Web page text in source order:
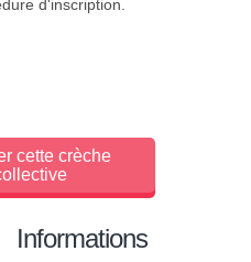
d'inscription.
cette crèche
Informations